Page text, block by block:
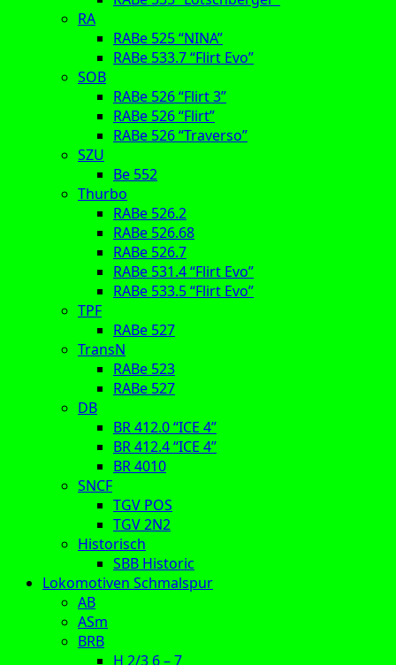
RA
RABe 525 “NINA”
RABe 533.7 “Flirt Evo”
SOB
RABe 526 “Flirt 3”
RABe 526 “Flirt”
RABe 526 “Traverso”
SZU
Be 552
Thurbo
RABe 526.2
RABe 526.68
RABe 526.7
RABe 531.4 “Flirt Evo”
RABe 533.5 “Flirt Evo”
TPF
RABe 527
TransN
RABe 523
RABe 527
DB
BR 412.0 “ICE 4”
BR 412.4 “ICE 4”
BR 4010
SNCF
TGV POS
TGV 2N2
Historisch
SBB Historic
Lokomotiven Schmalspur
AB
ASm
BRB
H 2/3 6 – 7